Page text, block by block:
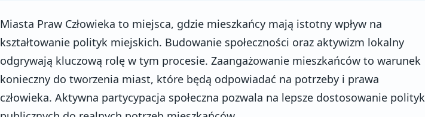
Miasta Praw Człowieka to miejsca, gdzie mieszkańcy mają istotny wpływ na
kształtowanie polityk miejskich. Budowanie społeczności oraz aktywizm lokalny
odgrywają kluczową rolę w tym procesie. Zaangażowanie mieszkańców to warunek
konieczny do tworzenia miast, które będą odpowiadać na potrzeby i prawa
człowieka. Aktywna partycypacja społeczna pozwala na lepsze dostosowanie polityk